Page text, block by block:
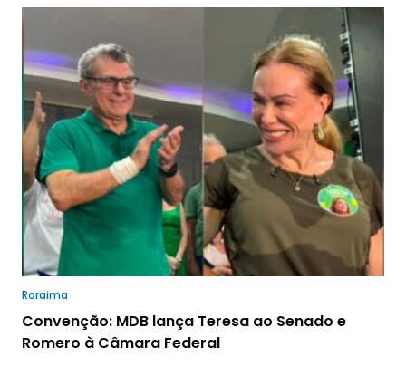
Roraima
Convenção: MDB lança Teresa ao Senado e
Romero à Câmara Federal